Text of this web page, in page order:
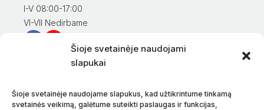
Šioje svetainėje naudojami
slapukai
Šioje svetainėje naudojame slapukus, kad užtikrintume tinkamą
svetainės veikimą, galėtume suteikti paslaugas ir funkcijas,
I-V 08:00-17:00
VI-VII Nedirbame
Informacija klientams
Prekių pristatymas